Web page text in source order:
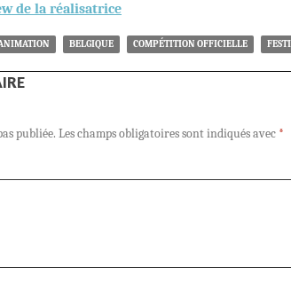
de la réalisatrice
BELGIQUE COMPÉTITION OFFICIELLE
publiée. Les champs obligatoires sont indiqués avec *